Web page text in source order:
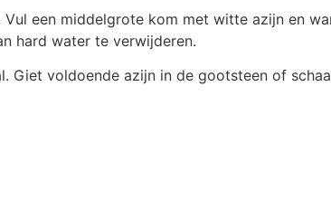
een middelgrote kom met witte azijn en
hard water te verwijderen.
Giet voldoende azijn in de gootsteen of